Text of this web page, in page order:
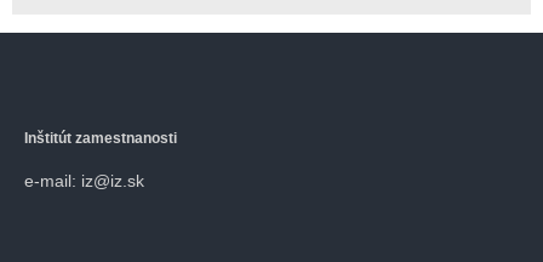
Inštitút zamestnanosti
e-mail: iz@iz.sk